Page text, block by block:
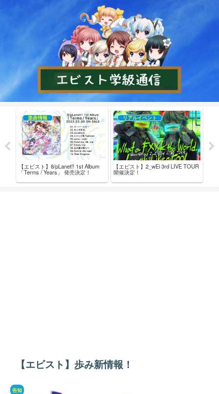
楽曲情報
【エビスト】8/pLanet!! 1st Album
「Terms / Years」 発売決定！
リアルイベント
【エビスト】2_wEi 3rd LIVE TOUR
開催決定！
【エビスト】歩み新情報！
告知